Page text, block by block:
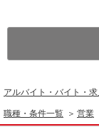
アルバイト・バイト・
職種・条件一覧 営業